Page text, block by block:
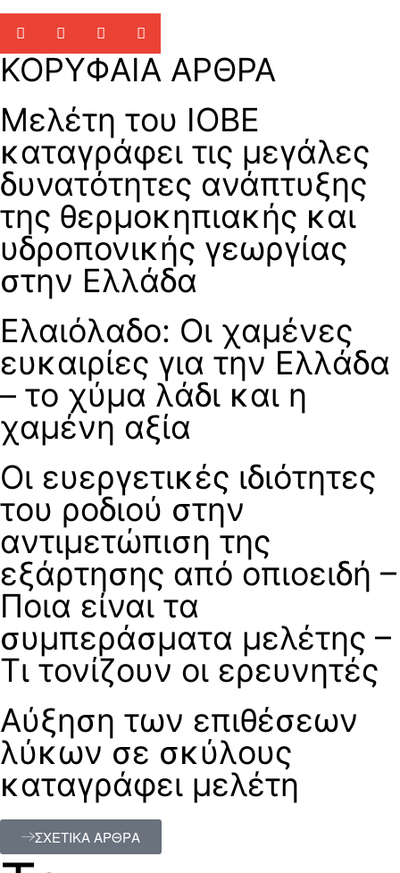
ΚΟΡΥΦΑΙΑ ΑΡΘΡΑ
Μελέτη του ΙΟΒΕ
καταγράφει τις μεγάλες
δυνατότητες ανάπτυξης
της θερμοκηπιακής και
υδροπονικής γεωργίας
στην Ελλάδα
Ελαιόλαδο: Οι χαμένες
ευκαιρίες για την Ελλάδα
– το χύμα λάδι και η
χαμένη αξία
Οι ευεργετικές ιδιότητες
του ροδιού στην
αντιμετώπιση της
εξάρτησης από οπιοειδή –
Ποια είναι τα
συμπεράσματα μελέτης –
Τι τονίζουν οι ερευνητές
Αύξηση των επιθέσεων
λύκων σε σκύλους
καταγράφει μελέτη
ΣΧΕΤΙΚΑ ΑΡΘΡΑ